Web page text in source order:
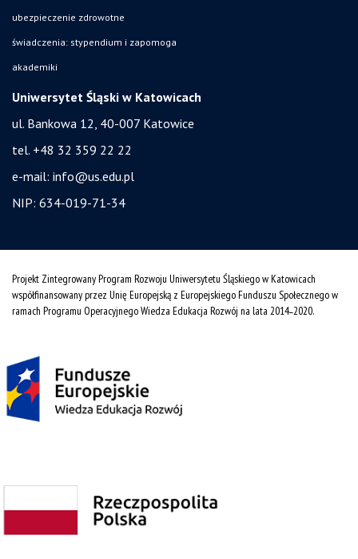
ubezpieczenie zdrowotne
świadczenia: stypendium i zapomoga
akademiki
Uniwersytet Śląski w Katowicach
ul. Bankowa 12, 40-007 Katowice
tel. +48 32 359 22 22
e-mail: info@us.edu.pl
NIP: 634-019-71-34
Projekt Zintegrowany Program Rozwoju Uniwersytetu Śląskiego w Katowicach
współfinansowany przez Unię Europejską z Europejskiego Funduszu Społecznego w
ramach Programu Operacyjnego Wiedza Edukacja Rozwój na lata 2014˗2020.